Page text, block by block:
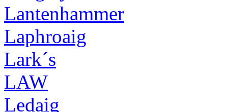
Lantenhammer
Laphroaig
Lark´s
LAW
Ledaig